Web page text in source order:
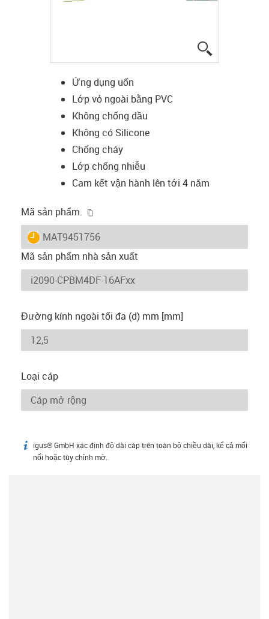
Ứng dụng uốn
Lớp vỏ ngoài bằng PVC
Không chống dầu
Không có Silicone
Chống cháy
Lớp chống nhiễu
Cam kết vận hành lên tới 4 năm
Mã sản phẩm.
igus-icon-lieferzeit
MAT9451756
Mã sản phẩm nhà sản xuất
Đường kính ngoài tối đa (d) mm [mm]
Loại cáp
igus-icon-info
igus® GmbH xác định độ dài cáp trên toàn bộ chiều dài, kể cả mối
nối hoặc tùy chỉnh mờ.